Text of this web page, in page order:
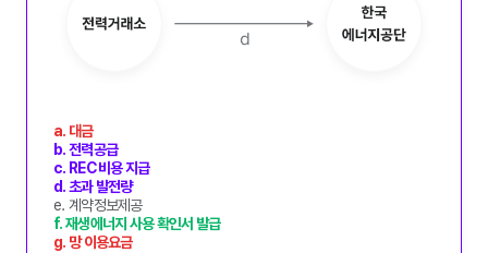
a. 대금
b. 전력공급
c. REC 비용 지급
d. 초과 발전량
e. 계약정보제공
f. 재생에너지 사용 확인서 발급
g. 망 이용요금